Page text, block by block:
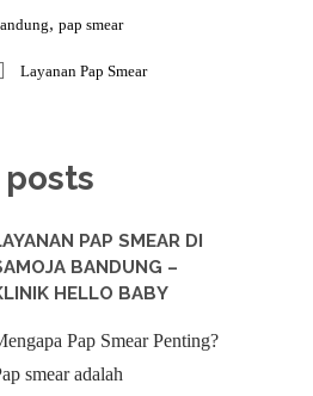
, pap smear
Layanan Pap Smear
PAP SMEAR DI
BANDUNG –
HELLO BABY
Pap Smear Penting?
smear adalah